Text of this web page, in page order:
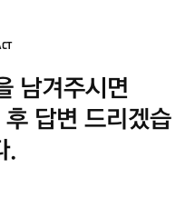
남겨주시면
답변 드리겠습
.